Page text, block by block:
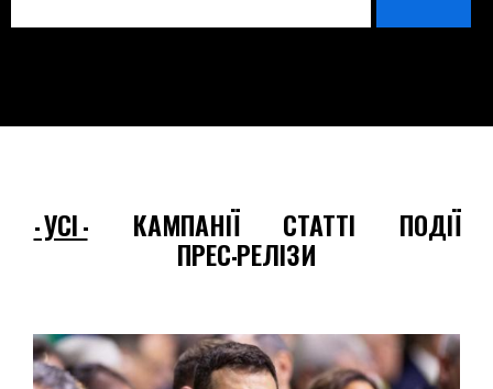
- УСІ - КАМПАНІЇ СТАТТІ
ПОДІЇ
ПРЕС-РЕЛІЗИ